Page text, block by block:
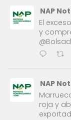
NAP
El
y
NAP
roja y